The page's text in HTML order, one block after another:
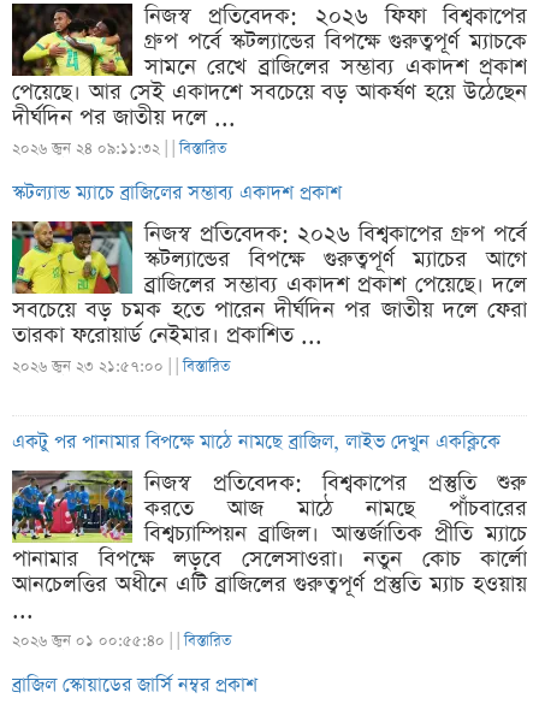
নিজস্ব প্রতিবেদক: ২০২৬ ফিফা বিশ্বকাপের
গ্রুপ পর্বে স্কটল্যান্ডের বিপক্ষে গুরুত্বপূর্ণ ম্যাচকে
সামনে রেখে ব্রাজিলের সম্ভাব্য একাদশ প্রকাশ
পেয়েছে। আর সেই একাদশে সবচেয়ে বড় আকর্ষণ হয়ে উঠেছেন
দীর্ঘদিন পর জাতীয় দলে ...
২০২৬ জুন ২৪ ০৯:১১:৩২ | |বিস্তারিত
স্কটল্যান্ড ম্যাচে ব্রাজিলের সম্ভাব্য একাদশ প্রকাশ
নিজস্ব প্রতিবেদক: ২০২৬ বিশ্বকাপের গ্রুপ পর্বে
স্কটল্যান্ডের বিপক্ষে গুরুত্বপূর্ণ ম্যাচের আগে
ব্রাজিলের সম্ভাব্য একাদশ প্রকাশ পেয়েছে। দলে
সবচেয়ে বড় চমক হতে পারেন দীর্ঘদিন পর জাতীয় দলে ফেরা
তারকা ফরোয়ার্ড নেইমার। প্রকাশিত ...
২০২৬ জুন ২৩ ২১:৫৭:০০ | |বিস্তারিত
একটু পর পানামার বিপক্ষে মাঠে নামছে ব্রাজিল, লাইভ দেখুন একক্লিকে
নিজস্ব প্রতিবেদক: বিশ্বকাপের প্রস্তুতি শুরু
করতে আজ মাঠে নামছে পাঁচবারের
বিশ্বচ্যাম্পিয়ন ব্রাজিল। আন্তর্জাতিক প্রীতি ম্যাচে
পানামার বিপক্ষে লড়বে সেলেসাওরা। নতুন কোচ কার্লো
আনচেলত্তির অধীনে এটি ব্রাজিলের গুরুত্বপূর্ণ প্রস্তুতি ম্যাচ হওয়ায়
...
২০২৬ জুন ০১ ০০:৫৫:৪০ | |বিস্তারিত
ব্রাজিল স্কোয়াডের জার্সি নম্বর প্রকাশ